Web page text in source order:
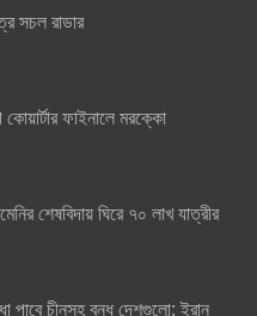
সচল রাডার
কোয়ার্টার ফাইনালে মরক্কো
শেষবিদায় ঘিরে ৭০ লাখ যাত্রীর
পাবে চীনসহ বন্ধু দেশগুলো: ইরান